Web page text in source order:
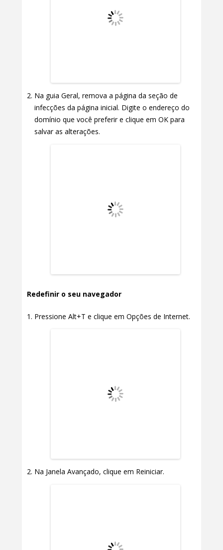
Na guia Geral, remova a página da seção de
infecções da página inicial. Digite o endereço do
domínio que você preferir e clique em OK para
salvar as alterações.
Redefinir o seu navegador
Pressione Alt+T e clique em Opções de Internet.
Na Janela Avançado, clique em Reiniciar.